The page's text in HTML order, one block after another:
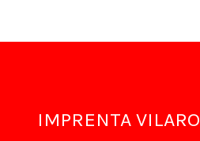
IMPRENTA VILARO